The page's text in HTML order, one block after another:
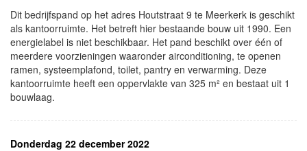
Dit bedrijfspand op het adres Houtstraat 9 te Meerkerk is geschikt
als kantoorruimte. Het betreft hier bestaande bouw uit 1990. Een
energielabel is niet beschikbaar. Het pand beschikt over één of
meerdere voorzieningen waaronder airconditioning, te openen
ramen, systeemplafond, toilet, pantry en verwarming. Deze
kantoorruimte heeft een oppervlakte van 325 m² en bestaat uit 1
bouwlaag.
Donderdag 22 december 2022